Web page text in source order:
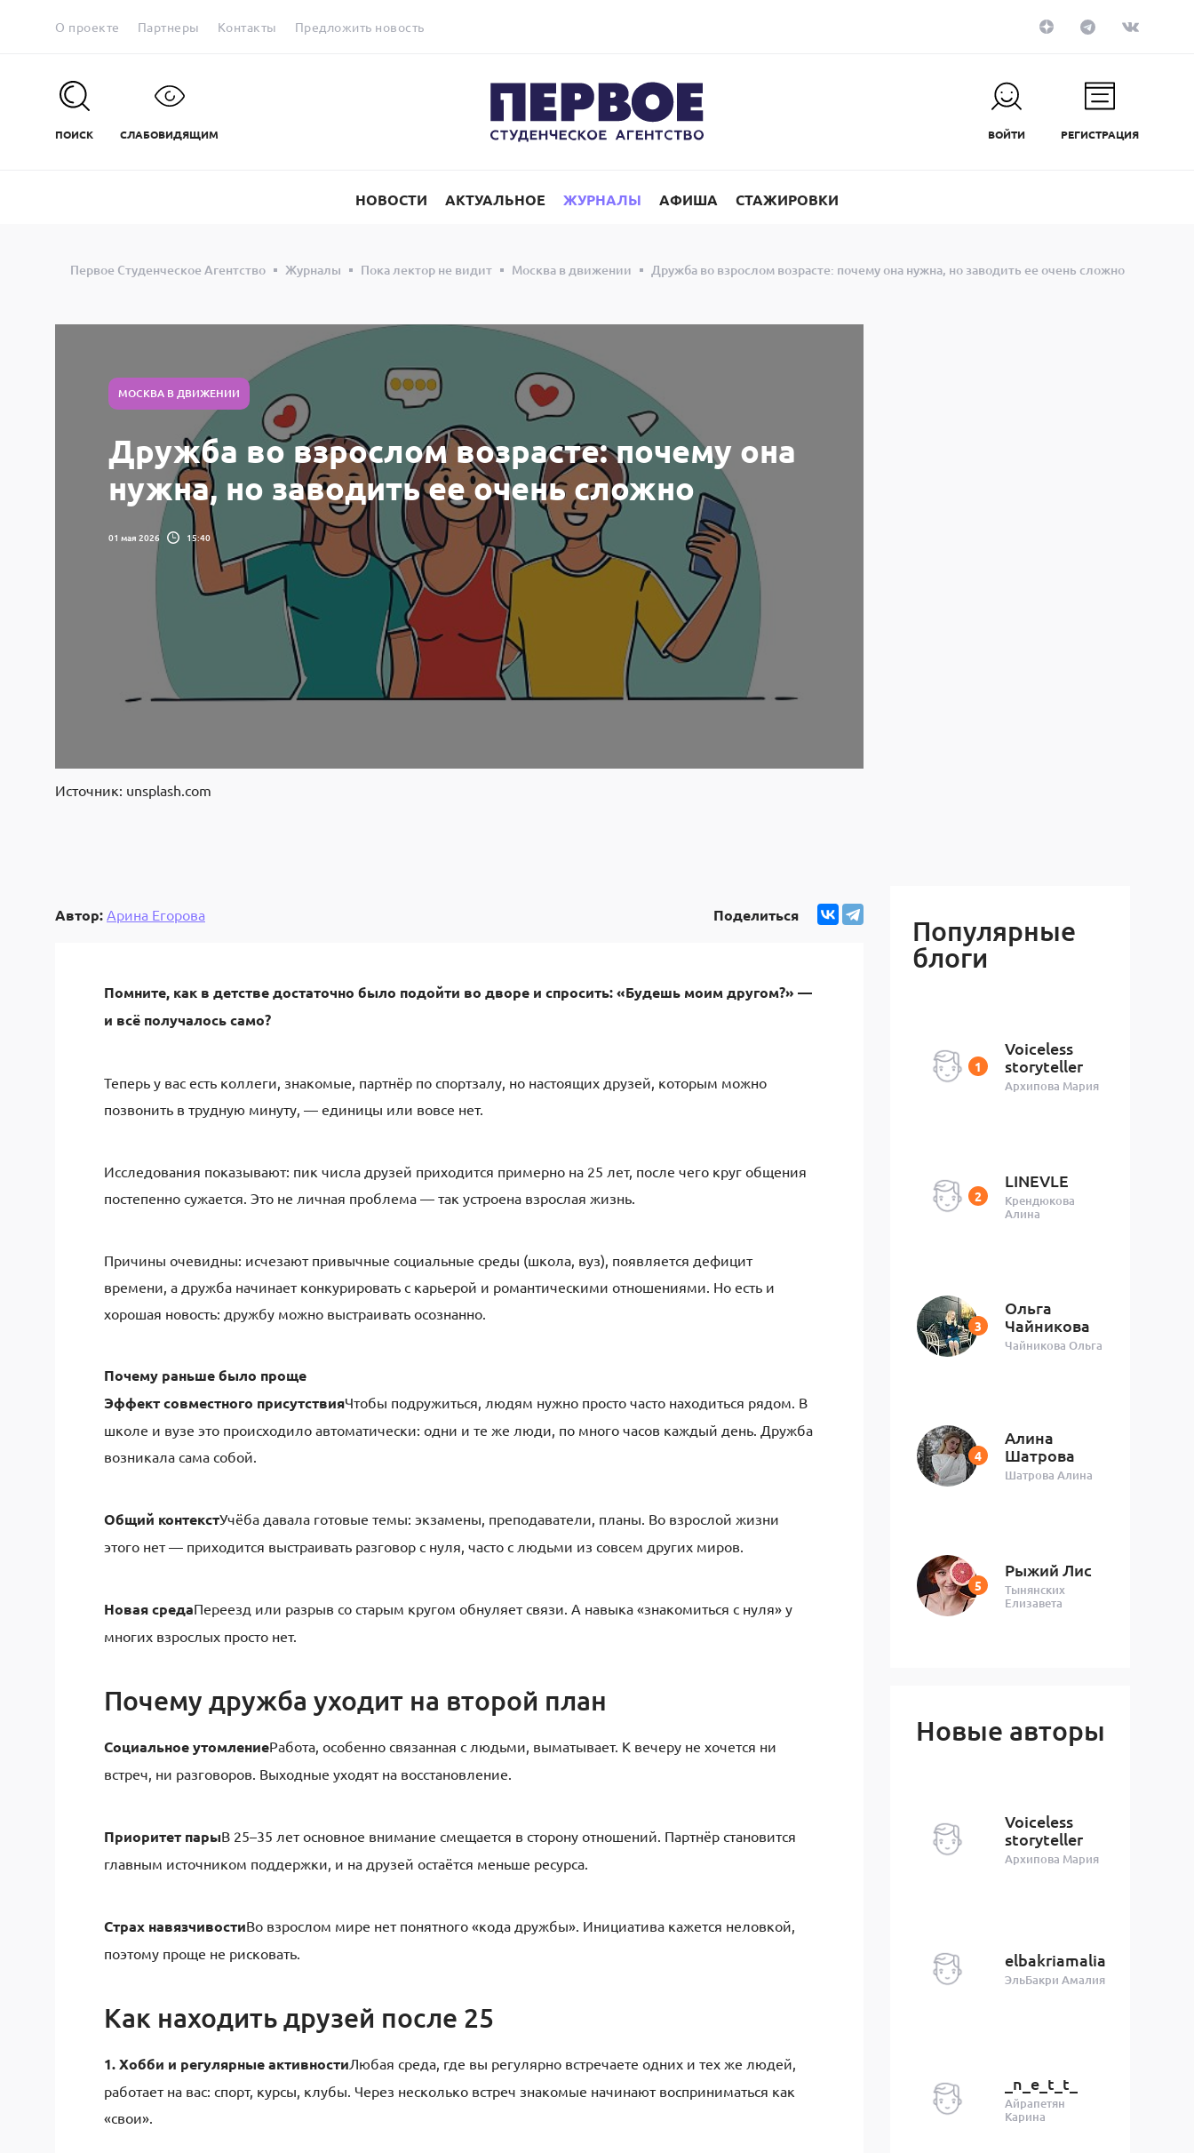
О проекте Партнеры Контакты Предложить новость
ПОИСК СЛАБОВИДЯЩИМ ВОЙТИ РЕГИСТРАЦИЯ
НОВОСТИ АКТУАЛЬНОЕ ЖУРНАЛЫ АФИША СТАЖИРОВКИ
Первое Студенческое Агентство Журналы Пока лектор не видит Москва в движении Дружба во взрослом возрасте: почему она нужна, но заводить ее очень сложно
МОСКВА В ДВИЖЕНИИ
Дружба во взрослом возрасте: почему она
нужна, но заводить ее очень сложно
01 мая 2026 15:40
Источник: unsplash.com
Автор: Арина Егорова Поделиться
Помните, как в детстве достаточно было подойти во дворе и спросить: «Будешь моим другом?» —
и всё получалось само?
Теперь у вас есть коллеги, знакомые, партнёр по спортзалу, но настоящих друзей, которым можно
позвонить в трудную минуту, — единицы или вовсе нет.
Исследования показывают: пик числа друзей приходится примерно на 25 лет, после чего круг общения
постепенно сужается. Это не личная проблема — так устроена взрослая жизнь.
Причины очевидны: исчезают привычные социальные среды (школа, вуз), появляется дефицит
времени, а дружба начинает конкурировать с карьерой и романтическими отношениями. Но есть и
хорошая новость: дружбу можно выстраивать осознанно.
Почему раньше было проще
Эффект совместного присутствияЧтобы подружиться, людям нужно просто часто находиться рядом. В
школе и вузе это происходило автоматически: одни и те же люди, по много часов каждый день. Дружба
возникала сама собой.
Общий контекстУчёба давала готовые темы: экзамены, преподаватели, планы. Во взрослой жизни
этого нет — приходится выстраивать разговор с нуля, часто с людьми из совсем других миров.
Новая средаПереезд или разрыв со старым кругом обнуляет связи. А навыка «знакомиться с нуля» у
многих взрослых просто нет.
Почему дружба уходит на второй план
Социальное утомлениеРабота, особенно связанная с людьми, выматывает. К вечеру не хочется ни
встреч, ни разговоров. Выходные уходят на восстановление.
Приоритет парыВ 25–35 лет основное внимание смещается в сторону отношений. Партнёр становится
главным источником поддержки, и на друзей остаётся меньше ресурса.
Страх навязчивостиВо взрослом мире нет понятного «кода дружбы». Инициатива кажется неловкой,
поэтому проще не рисковать.
Как находить друзей после 25
1. Хобби и регулярные активностиЛюбая среда, где вы регулярно встречаете одних и тех же людей,
работает на вас: спорт, курсы, клубы. Через несколько встреч знакомые начинают восприниматься как
«свои».
Популярные
блоги
Voiceless
storyteller
Архипова Мария
LINEVLE
Крендюкова
Алина
Ольга
Чайникова
Чайникова Ольга
Алина
Шатрова
Шатрова Алина
Рыжий Лис
Тынянских
Елизавета
Новые авторы
Voiceless
storyteller
Архипова Мария
elbakriamalia
ЭльБакри Амалия
_n_e_t_t_
Айрапетян
Карина